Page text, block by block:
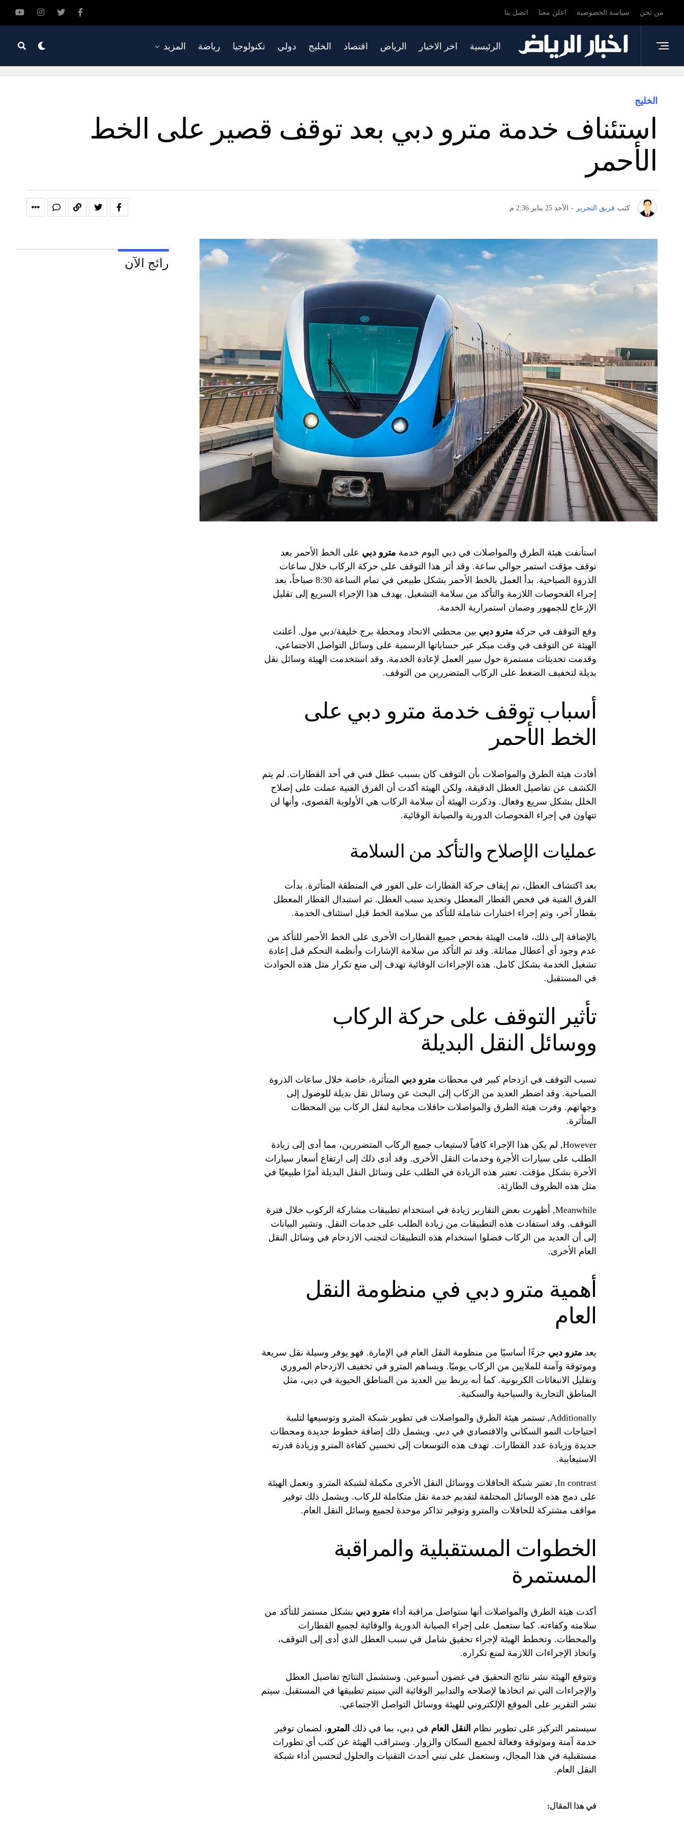
من نحن سياسة الخصوصية اعلن معنا اتصل بنا
الرئيسية اخر الاخبار الرياض اقتصاد الخليج دولي تكنولوجيا رياضة المزيد
الخليج
استئناف خدمة مترو دبي بعد توقف قصير على الخط
الأحمر
كتب فريق التحرير - الأحد 25 يناير 2:36 م
استأنفت هيئة الطرق والمواصلات في دبي اليوم خدمة مترو دبي على الخط الأحمر بعد
توقف مؤقت استمر حوالي ساعة. وقد أثر هذا التوقف على حركة الركاب خلال ساعات
الذروة الصباحية. بدأ العمل بالخط الأحمر بشكل طبيعي في تمام الساعة 8:30 صباحاً، بعد
إجراء الفحوصات اللازمة والتأكد من سلامة التشغيل. يهدف هذا الإجراء السريع إلى تقليل
الإزعاج للجمهور وضمان استمرارية الخدمة.
وقع التوقف في حركة مترو دبي بين محطتي الاتحاد ومحطة برج خليفة/دبي مول. أعلنت
الهيئة عن التوقف في وقت مبكر عبر حساباتها الرسمية على وسائل التواصل الاجتماعي،
وقدمت تحديثات مستمرة حول سير العمل لإعادة الخدمة. وقد استخدمت الهيئة وسائل نقل
بديلة لتخفيف الضغط على الركاب المتضررين من التوقف.
أسباب توقف خدمة مترو دبي على
الخط الأحمر
أفادت هيئة الطرق والمواصلات بأن التوقف كان بسبب عطل فني في أحد القطارات. لم يتم
الكشف عن تفاصيل العطل الدقيقة، ولكن الهيئة أكدت أن الفرق الفنية عملت على إصلاح
الخلل بشكل سريع وفعال. وذكرت الهيئة أن سلامة الركاب هي الأولوية القصوى، وأنها لن
تتهاون في إجراء الفحوصات الدورية والصيانة الوقائية.
عمليات الإصلاح والتأكد من السلامة
بعد اكتشاف العطل، تم إيقاف حركة القطارات على الفور في المنطقة المتأثرة. بدأت
الفرق الفنية في فحص القطار المعطل وتحديد سبب العطل. تم استبدال القطار المعطل
بقطار آخر، وتم إجراء اختبارات شاملة للتأكد من سلامة الخط قبل استئناف الخدمة.
بالإضافة إلى ذلك، قامت الهيئة بفحص جميع القطارات الأخرى على الخط الأحمر للتأكد من
عدم وجود أي أعطال مماثلة. وقد تم التأكد من سلامة الإشارات وأنظمة التحكم قبل إعادة
تشغيل الخدمة بشكل كامل. هذه الإجراءات الوقائية تهدف إلى منع تكرار مثل هذه الحوادث
في المستقبل.
تأثير التوقف على حركة الركاب
ووسائل النقل البديلة
تسبب التوقف في ازدحام كبير في محطات مترو دبي المتأثرة، خاصة خلال ساعات الذروة
الصباحية. وقد اضطر العديد من الركاب إلى البحث عن وسائل نقل بديلة للوصول إلى
وجهاتهم. وفرت هيئة الطرق والمواصلات حافلات مجانية لنقل الركاب بين المحطات
المتأثرة.
However, لم يكن هذا الإجراء كافياً لاستيعاب جميع الركاب المتضررين، مما أدى إلى زيادة
الطلب على سيارات الأجرة وخدمات النقل الأخرى. وقد أدى ذلك إلى ارتفاع أسعار سيارات
الأجرة بشكل مؤقت. تعتبر هذه الزيادة في الطلب على وسائل النقل البديلة أمرًا طبيعيًا في
مثل هذه الظروف الطارئة.
Meanwhile, أظهرت بعض التقارير زيادة في استخدام تطبيقات مشاركة الركوب خلال فترة
التوقف. وقد استفادت هذه التطبيقات من زيادة الطلب على خدمات النقل. وتشير البيانات
إلى أن العديد من الركاب فضلوا استخدام هذه التطبيقات لتجنب الازدحام في وسائل النقل
العام الأخرى.
أهمية مترو دبي في منظومة النقل
العام
يعد مترو دبي جزءًا أساسيًا من منظومة النقل العام في الإمارة. فهو يوفر وسيلة نقل سريعة
وموثوقة وآمنة للملايين من الركاب يوميًا. ويساهم المترو في تخفيف الازدحام المروري
وتقليل الانبعاثات الكربونية. كما أنه يربط بين العديد من المناطق الحيوية في دبي، مثل
المناطق التجارية والسياحية والسكنية.
Additionally, تستمر هيئة الطرق والمواصلات في تطوير شبكة المترو وتوسيعها لتلبية
احتياجات النمو السكاني والاقتصادي في دبي. ويشمل ذلك إضافة خطوط جديدة ومحطات
جديدة وزيادة عدد القطارات. تهدف هذه التوسعات إلى تحسين كفاءة المترو وزيادة قدرته
الاستيعابية.
In contrast, تعتبر شبكة الحافلات ووسائل النقل الأخرى مكملة لشبكة المترو. وتعمل الهيئة
على دمج هذه الوسائل المختلفة لتقديم خدمة نقل متكاملة للركاب. ويشمل ذلك توفير
مواقف مشتركة للحافلات والمترو وتوفير تذاكر موحدة لجميع وسائل النقل العام.
الخطوات المستقبلية والمراقبة
المستمرة
أكدت هيئة الطرق والمواصلات أنها ستواصل مراقبة أداء مترو دبي بشكل مستمر للتأكد من
سلامته وكفاءته. كما ستعمل على إجراء الصيانة الدورية والوقائية لجميع القطارات
والمحطات. وتخطط الهيئة لإجراء تحقيق شامل في سبب العطل الذي أدى إلى التوقف،
واتخاذ الإجراءات اللازمة لمنع تكراره.
وتتوقع الهيئة نشر نتائج التحقيق في غضون أسبوعين. وستشمل النتائج تفاصيل العطل
والإجراءات التي تم اتخاذها لإصلاحه والتدابير الوقائية التي سيتم تطبيقها في المستقبل. سيتم
نشر التقرير على الموقع الإلكتروني للهيئة ووسائل التواصل الاجتماعي.
سيستمر التركيز على تطوير نظام النقل العام في دبي، بما في ذلك المترو، لضمان توفير
خدمة آمنة وموثوقة وفعالة لجميع السكان والزوار. وستراقب الهيئة عن كثب أي تطورات
مستقبلية في هذا المجال، وستعمل على تبني أحدث التقنيات والحلول لتحسين أداء شبكة
النقل العام.
في هذا المقال:
رائج الآن